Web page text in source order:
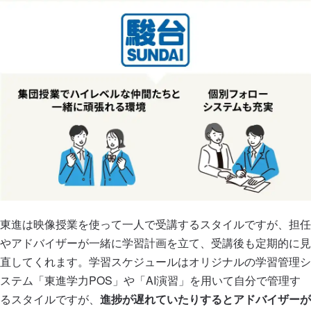
東進は映像授業を使って一人で受講するスタイルですが、担任
やアドバイザーが一緒に学習計画を立て、受講後も定期的に見
直してくれます。学習スケジュールはオリジナルの学習管理シ
ステム「東進学力POS」や「AI演習」を用いて自分で管理す
るスタイルですが、 進捗が遅れていたりするとアドバイザーが